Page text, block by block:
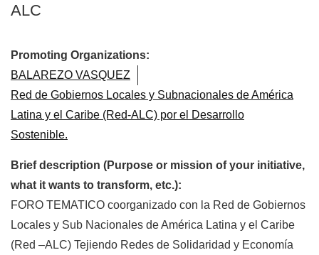
ALC
Promoting Organizations:
BALAREZO VASQUEZ
Red de Gobiernos Locales y Subnacionales de América
Latina y el Caribe (Red-ALC) por el Desarrollo
Sostenible.
Brief description (Purpose or mission of your initiative,
what it wants to transform, etc.):
FORO TEMATICO coorganizado con la Red de Gobiernos
Locales y Sub Nacionales de América Latina y el Caribe
(Red –ALC) Tejiendo Redes de Solidaridad y Economía